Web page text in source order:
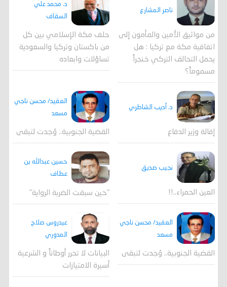
ناصر المشارع
من مواثيق الأمين والمأمون إلى
اتفاقية مكة مع تركيا : هل
يحمل التحالف التركي خنجراً
مسموماً؟
د. محمد علي
السقاف
حلف مكة الإسلامي بين كل
من باكستان وتركيا والسعودية
تساؤلات وابعاده
د. أديب الشاطري
إقالة وزير الدفاع
العقيد/ محسن ناجي
مسعد
القضية الجنوبية.. وُجدت لتبقى
نجيب صديق
العين الحمراء..!!
حسين عبدالله بن
عطاف
"حين سبقت الضربة الرواية"
العقيد/ محسن ناجي
مسعد
القضية الجنوبية.. وُجدت لتبقى
عيدروس صلاح
المدوري
البيانات لا تحرر أوطاناً و الشرعية
أسيرة الامتيازات